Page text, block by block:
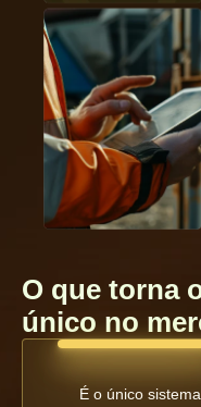
O que torna
único no
É o único